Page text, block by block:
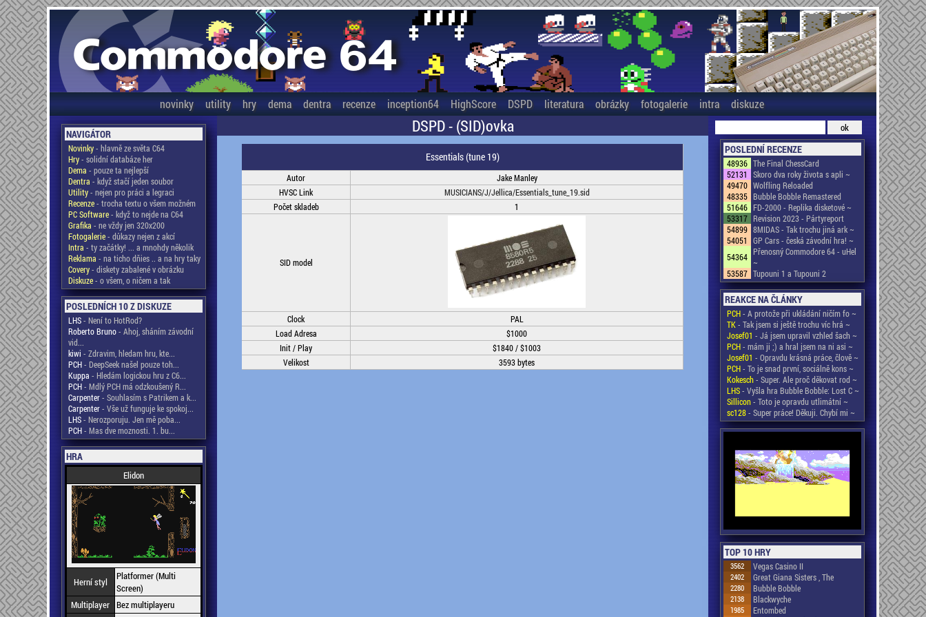
novinky utility hry dema dentra recenze inception64 HighScore DSPD literatura obrázky fotogalerie intra diskuze
NAVIGÁTOR
Novinky- hlavně ze světa C64
Hry- solidní databáze her
Dema - pouze ta nejlepší
Dentra - když stačí jeden soubor
Utility- nejen pro práci a legraci
Recenze- trocha textu o všem možném
PC Software- když to nejde na C64
Grafika - ne vždy jen 320x200
Fotogalerie- důkazy nejen z akcí
Intra - ty začátky! ... a mnohdy několik
Reklama - na ticho dňies .. a na hry taky
Covery- diskety zabalené v obrázku
Diskuze- o všem, o ničem a tak
POSLEDNÍCH 10 Z DISKUZE
LHS- Není to HotRod?
Roberto Bruno- Ahoj, sháním závodní
vid...
kiwi - Zdravim, hledam hru, kte...
PCH- DeepSeek našel pouze toh...
Kuppa - Hledám logickou hru z C6...
PCH- Mdlý PCH má odzkoušený R...
Carpenter- Souhlasím s Patrikem a k...
Carpenter- Vše už funguje ke spokoj...
LHS- Nerozporuju. Jen mě poba...
PCH- Mas dve moznosti. 1. bu...
HRA
Elidon
Herní styl
Platformer (Multi
Screen)
Multiplayer Bez multiplayeru
DSPD - (SID)ovka
Essentials (tune 19)
Autor
Jake Manley
HVSC Link
MUSICIANS/J/Jellica/Essentials_tune_19.sid
Počet skladeb
1
SID model
Clock
PAL
Load Adresa
$1000
Init / Play
$1840 / $1003
Velikost
3593 bytes
POSLEDNÍ RECENZE
48936 The Final ChessCard
52131
Skoro dva roky života s apli ~
49470 Wolfling Reloaded
48335 Bubble Bobble Remastered
51646 FD-2000 - Replika disketové ~
53317 Revision 2023 - Pártyreport
54899 8MIDAS - Tak trochu jiná ark ~
54051
GP Cars - česká závodní hra! ~
54364 Přenosný Commodore 64 - uHel
~
53587 Tupouni 1 a Tupouni 2
REAKCE NA ČLÁNKY
PCH- A protože při ukládání ničím fo ~
TK- Tak jsem si ještě trochu víc hrá ~
Josef01 - Já jsem upravil vzhled šach ~
PCH- mám ji ;) a hral jsem na ni asi ~
Josef01 - Opravdu krásná práce, člově ~
PCH- To je snad první, sociálně kons ~
Kokesch- Super. Ale proč děkovat rod ~
LHS- Vyšla hra Bubble Bobble: Lost C ~
Sillicon- Toto je opravdu utlimátní ~
sc128- Super práce! Děkuji. Chybí mi ~
TOP 10 HRY
3562 Vegas Casino II
2402 Great Giana Sisters , The
2280 Bubble Bobble
2138 Blackwyche
1985 Entombed